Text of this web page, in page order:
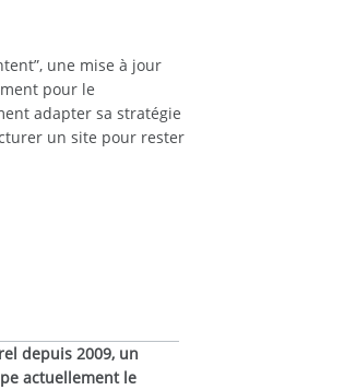
une mise à jour
pour le
adapter sa stratégie
un site pour rester
depuis 2009, un
actuellement le